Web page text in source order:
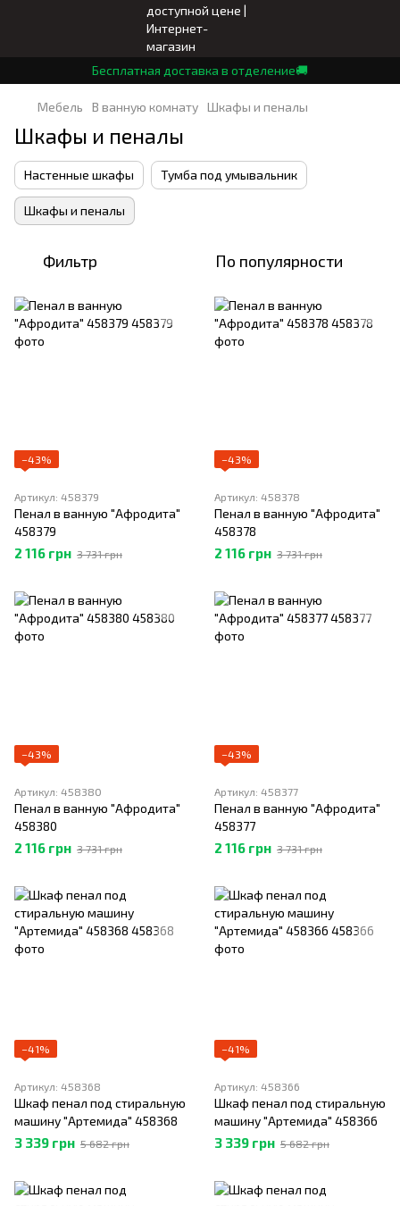
Бесплатная доставка в отделение🚚
Мебель В ванную комнату Шкафы и пеналы
Шкафы и пеналы
Настенные шкафы Тумба под умывальник
Шкафы и пеналы
Фильтр По популярности
−43%
Артикул: 458379
Пенал в ванную "Афродита"
458379
2 116 грн 3 731 грн
−43%
Артикул: 458378
Пенал в ванную "Афродита"
458378
2 116 грн 3 731 грн
−43%
Артикул: 458380
Пенал в ванную "Афродита"
458380
2 116 грн 3 731 грн
−43%
Артикул: 458377
Пенал в ванную "Афродита"
458377
2 116 грн 3 731 грн
−41%
Артикул: 458368
Шкаф пенал под стиральную
машину "Артемида" 458368
3 339 грн 5 682 грн
−41%
Артикул: 458366
Шкаф пенал под стиральную
машину "Артемида" 458366
3 339 грн 5 682 грн